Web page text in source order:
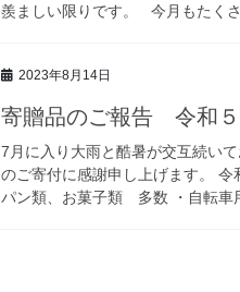
羨ましい限りです。 今月もたく
2023年8月14日
寄贈品のご報告 令和５
7月に入り大雨と酷暑が交互続い
のご寄付に感謝申し上げます。 令
パン類、お菓子類 多数 ・自転